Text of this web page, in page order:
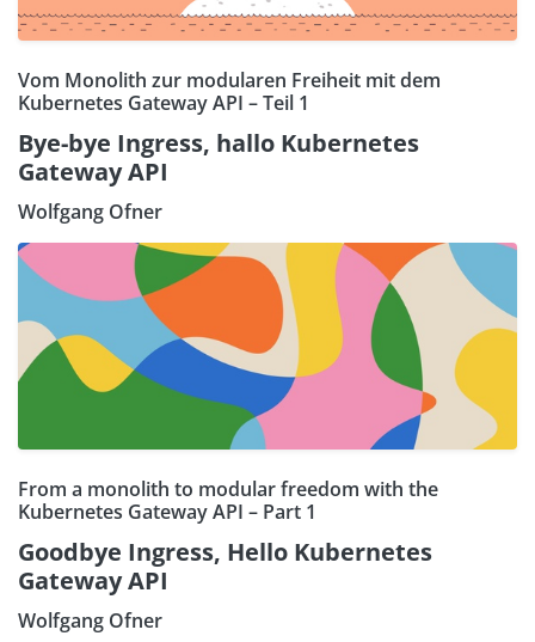
Vom Monolith zur modularen Freiheit mit dem
Kubernetes Gateway API – Teil 1
Bye-bye Ingress, hallo Kubernetes
Gateway API
Wolfgang Ofner
From a monolith to modular freedom with the
Kubernetes Gateway API – Part 1
Goodbye Ingress, Hello Kubernetes
Gateway API
Wolfgang Ofner